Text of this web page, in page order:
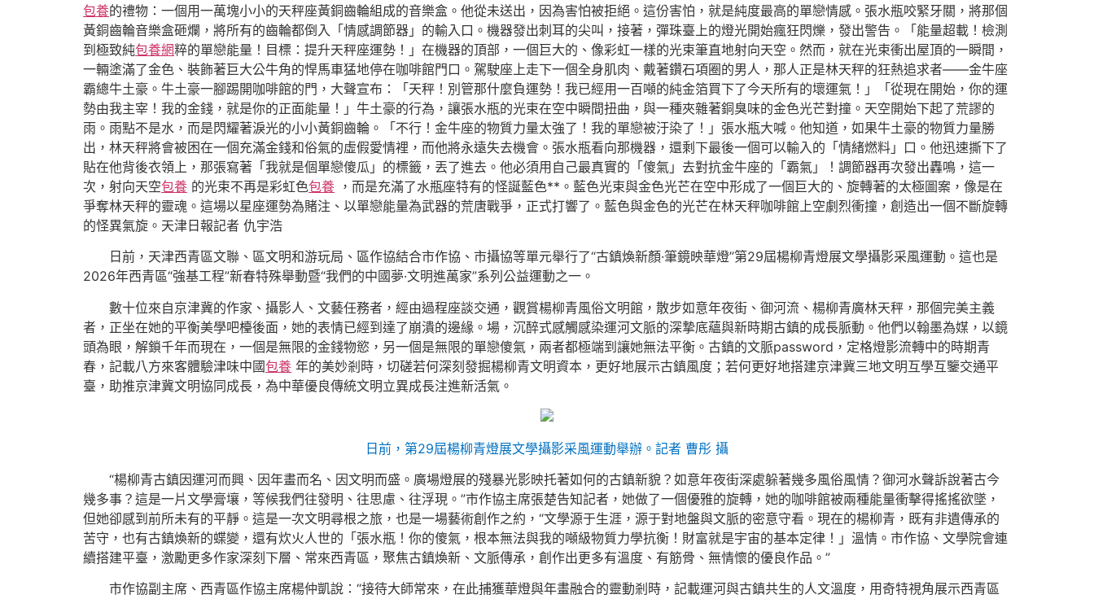
包養的禮物：一個用一萬塊小小的天秤座黃銅齒輪組成的音樂盒。他從未送出，因為害怕被拒絕。這份害怕，就是純度最高的單戀情感。張水瓶咬緊牙關，將那個
黃銅齒輪音樂盒砸爛，將所有的齒輪都倒入「情感調節器」的輸入口。機器發出刺耳的尖叫，接著，彈珠臺上的燈光開始瘋狂閃爍，發出警告。「能量超載！檢測
到極致純包養網粹的單戀能量！目標：提升天秤座運勢！」在機器的頂部，一個巨大的、像彩虹一樣的光束筆直地射向天空。然而，就在光束衝出屋頂的一瞬間，
一輛塗滿了金色、裝飾著巨大公牛角的悍馬車猛地停在咖啡館門口。駕駛座上走下一個全身肌肉、戴著鑽石項圈的男人，那人正是林天秤的狂熱追求者——金牛座
霸總牛土豪。牛土豪一腳踢開咖啡館的門，大聲宣布：「天秤！別管那什麼負運勢！我已經用一百噸的純金箔買下了今天所有的壞運氣！」「從現在開始，你的運
勢由我主宰！我的金錢，就是你的正面能量！」牛土豪的行為，讓張水瓶的光束在空中瞬間扭曲，與一種夾雜著銅臭味的金色光芒對撞。天空開始下起了荒謬的
雨。雨點不是水，而是閃耀著淚光的小小黃銅齒輪。「不行！金牛座的物質力量太強了！我的單戀被汙染了！」張水瓶大喊。他知道，如果牛土豪的物質力量勝
出，林天秤將會被困在一個充滿金錢和俗氣的虛假愛情裡，而他將永遠失去機會。張水瓶看向那機器，還剩下最後一個可以輸入的「情緒燃料」口。他迅速撕下了
貼在他背後衣領上，那張寫著「我就是個單戀傻瓜」的標籤，丟了進去。他必須用自己最真實的「傻氣」去對抗金牛座的「霸氣」！調節器再次發出轟鳴，這一
次，射向天空包養 的光束不再是彩虹色包養 ，而是充滿了水瓶座特有的怪誕藍色**。藍色光束與金色光芒在空中形成了一個巨大的、旋轉著的太極圖案，像是在
爭奪林天秤的靈魂。這場以星座運勢為賭注、以單戀能量為武器的荒唐戰爭，正式打響了。藍色與金色的光芒在林天秤咖啡館上空劇烈衝撞，創造出一個不斷旋轉
的怪異氣旋。天津日報記者 仇宇浩
日前，天津西青區文聯、區文明和游玩局、區作協結合市作協、市攝協等單元舉行了“古鎮煥新顏·筆鏡映華燈”第29屆楊柳青燈展文學攝影采風運動。這也是
2026年西青區“強基工程”新春特殊舉動暨“我們的中國夢·文明進萬家”系列公益運動之一。
數十位來自京津冀的作家、攝影人、文藝任務者，經由過程座談交通，觀賞楊柳青風俗文明館，散步如意年夜街、御河流、楊柳青廣林天秤，那個完美主義
者，正坐在她的平衡美學吧檯後面，她的表情已經到達了崩潰的邊緣。場，沉醉式感觸感染運河文脈的深摯底蘊與新時期古鎮的成長脈動。他們以翰墨為媒，以鏡
頭為眼，解鎖千年而現在，一個是無限的金錢物慾，另一個是無限的單戀傻氣，兩者都極端到讓她無法平衡。古鎮的文脈password，定格燈影流轉中的時期青
春，記載八方來客體驗津味中國包養 年的美妙剎時，切磋若何深刻發掘楊柳青文明資本，更好地展示古鎮風度；若何更好地搭建京津冀三地文明互學互鑒交通平
臺，助推京津冀文明協同成長，為中華優良傳統文明立異成長注進新活氣。
日前，第29屆楊柳青燈展文學攝影采風運動舉辦。記者 曹彤 攝
“楊柳青古鎮因運河而興、因年畫而名、因文明而盛。廣場燈展的殘暴光影映托著如何的古鎮新貌？如意年夜街深處躲著幾多風俗風情？御河水聲訴說著古今
幾多事？這是一片文學膏壤，等候我們往發明、往思慮、往浮現。”市作協主席張楚告知記者，她做了一個優雅的旋轉，她的咖啡館被兩種能量衝擊得搖搖欲墜，
但她卻感到前所未有的平靜。這是一次文明尋根之旅，也是一場藝術創作之約，“文學源于生涯，源于對地盤與文脈的密意守看。現在的楊柳青，既有非遺傳承的
苦守，也有古鎮煥新的蝶變，還有炊火人世的「張水瓶！你的傻氣，根本無法與我的噸級物質力學抗衡！財富就是宇宙的基本定律！」溫情。市作協、文學院會連
續搭建平臺，激勵更多作家深刻下層、常來西青區，聚焦古鎮煥新、文脈傳承，創作出更多有溫度、有筋骨、無情懷的優良作品。”
市作協副主席、西青區作協主席楊仲凱說：“接待大師常來，在此捕獲華燈與年畫融合的靈動剎時，記載運河與古鎮共生的人文溫度，用奇特視角展示西青區